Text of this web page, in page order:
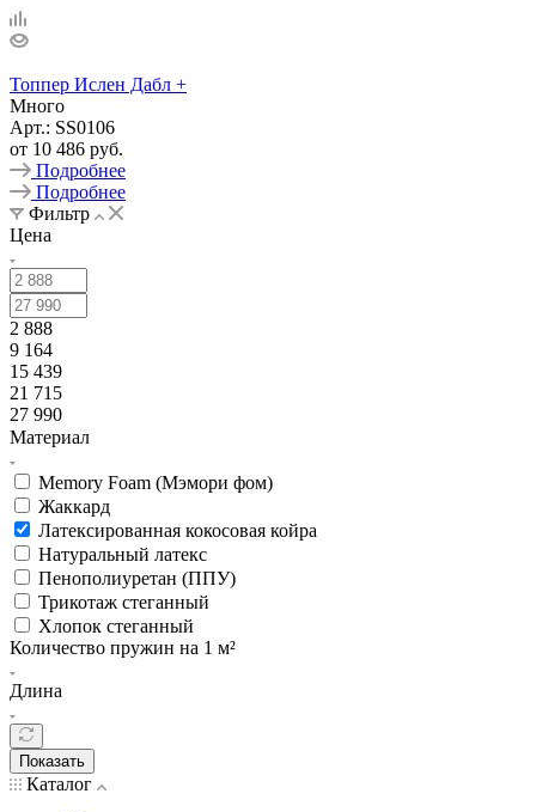
Топпер Ислен Дабл +
Много
Арт.: SS0106
от 10 486 руб.
Подробнее
Подробнее
Фильтр
Цена
2 888
9 164
15 439
21 715
27 990
Материал
Memory Foam (Мэмори фом)
Жаккард
Латексированная кокосовая койра
Натуральный латекс
Пенополиуретан (ППУ)
Трикотаж стеганный
Хлопок стеганный
Количество пружин на 1 м²
Длина
Показать
Каталог